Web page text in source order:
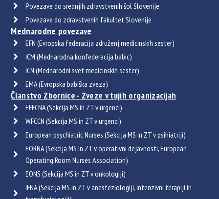
Povezave do srednjih zdravstvenih šol Slovenije
Povezave do zdravstvenih fakultet Slovenije
Mednarodne povezave
EFN (Evropska federacija združenj medicinskih sester)
ICM (Mednarodna konfederacija babic)
ICN (Mednarodni svet medicinskih sester)
EMA (Evropska babiška zveza)
Članstvo Zbornice - Zveze v tujih organizacijah
EFFCNA (Sekcija MS in ZT v urgenci)
WFCCN (Sekcija MS in ZT v urgenci)
European psychiatric Nurses (Sekcija MS in ZT v psihiatriji)
EORNA (Sekcija MS in ZT v operativni dejavnosti, European
Operating Room Nurses Association)
EONS (Sekcija MS in ZT v onkologiji)
IFNA (Sekcija MS in ZT v anesteziologiji, intenzivni terapiji in